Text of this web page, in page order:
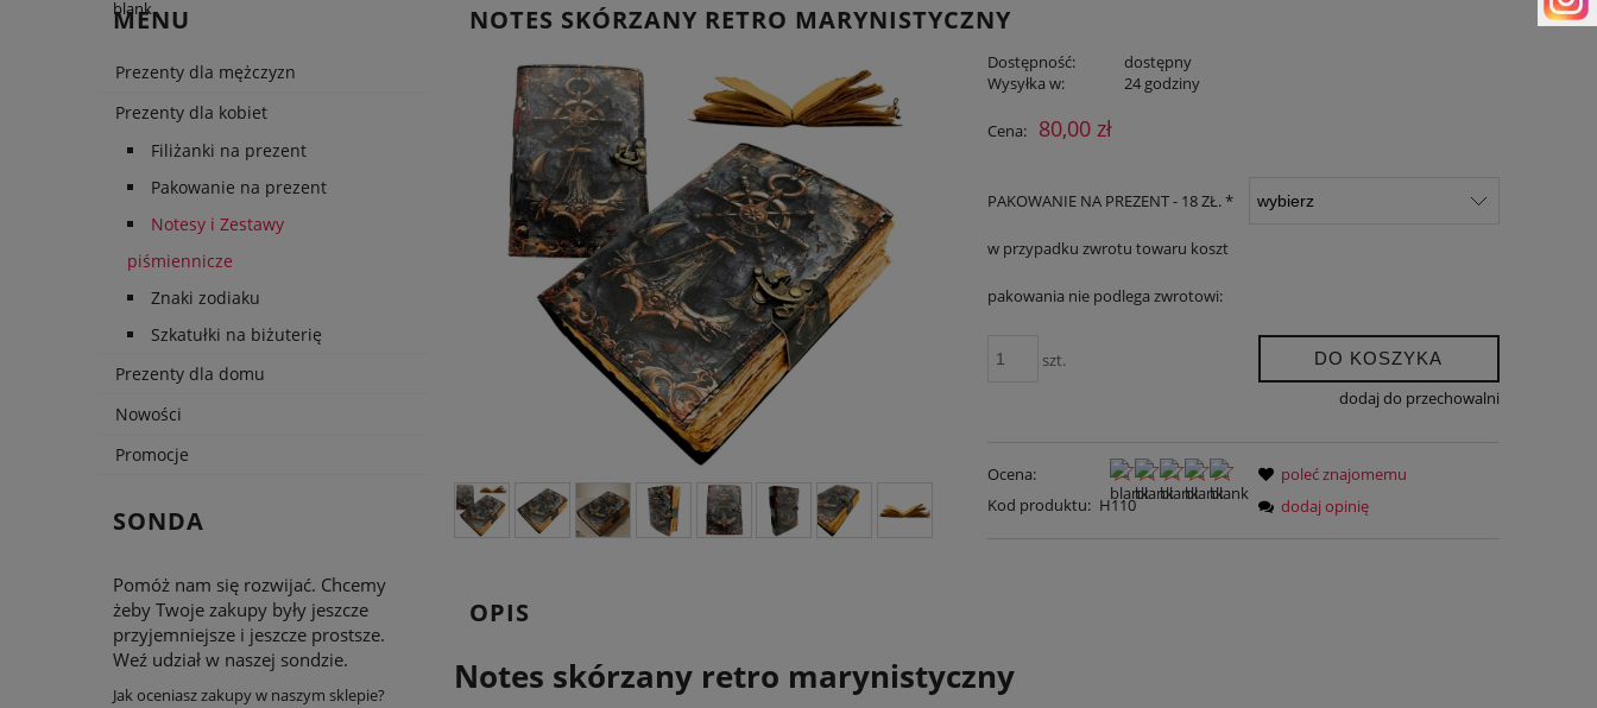
MENU
Prezenty dla mężczyzn
Prezenty dla kobiet
Filiżanki na prezent
Pakowanie na prezent
Notesy i Zestawy
piśmiennicze
Znaki zodiaku
Szkatułki na biżuterię
Prezenty dla domu
Nowości
Promocje
SONDA
Pomóż nam się rozwijać. Chcemy
żeby Twoje zakupy były jeszcze
przyjemniejsze i jeszcze prostsze.
Weź udział w naszej sondzie.
Jak oceniasz zakupy w naszym sklepie?
NOTES SKÓRZANY RETRO MARYNISTYCZNY
Dostępność:
dostępny
Wysyłka w:
24 godziny
Cena: 80,00 zł
PAKOWANIE NA PREZENT - 18 ZŁ. *
w przypadku zwrotu towaru koszt
pakowania nie podlega zwrotowi:
szt. DO KOSZYKA
dodaj do przechowalni
Ocena:
Kod produktu: H110
poleć znajomemu
dodaj opinię
OPIS
Notes skórzany retro marynistyczny